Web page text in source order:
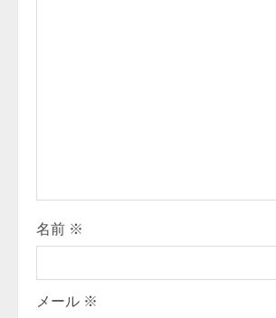
g
名前 ※
メール ※